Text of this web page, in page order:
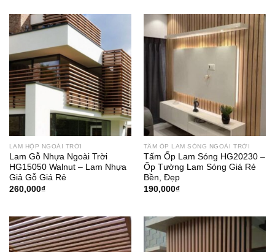
LAM HỘP NGOÀI TRỜI
Lam Gỗ Nhựa Ngoài Trời
HG15050 Walnut – Lam Nhựa
Giả Gỗ Giá Rẻ
260,000₫
TẤM ỐP LAM SÓNG NGOÀI TRỜI
Tấm Ốp Lam Sóng HG20230 –
Ốp Tường Lam Sóng Giá Rẻ
Bền, Đẹp
190,000₫